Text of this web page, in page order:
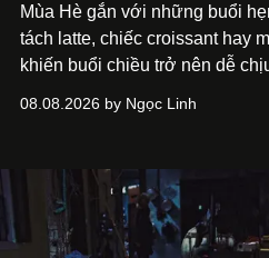
Mùa Hè gắn với những buổi
tách latte, chiếc croissant hay
khiến buổi chiều trở nên dễ
sử dụng bảng màu nâu sữa,
quán cà phê. Dưới đây là
nhất của xu hướng này.
08.08.2026 by Ngọc Linh